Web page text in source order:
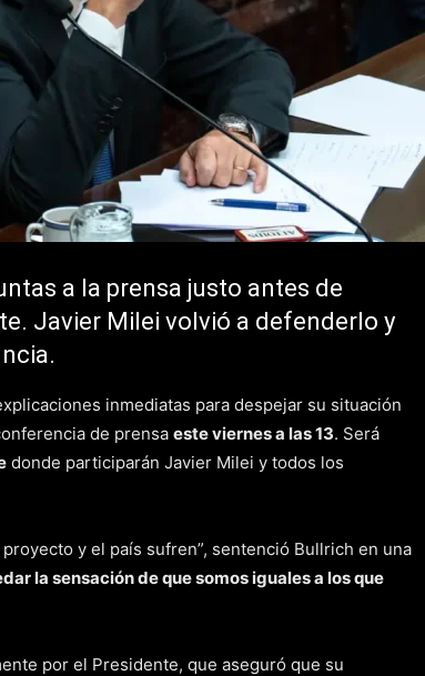
a la prensa justo antes de
Javier Milei volvió a defenderlo y
inmediatas para despejar su situación
de prensa este viernes a las 13. Será
donde participarán Javier Milei y todos los
y el país sufren”, sentenció Bullrich en una
la sensación de que somos iguales a los que
por el Presidente, que aseguró que su